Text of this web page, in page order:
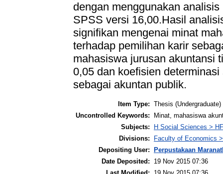
dengan menggunakan
SPSS versi 16,00.Hasil
signifikan mengenai minat
terhadap pemilihan karir
mahasiswa jurusan akuntansi
0,05 dan koefisien
sebagai akuntan publik.
Item Type: Thesis (Undergraduate)
Uncontrolled Keywords:
Minat, mahasiswa
Subjects:
H Social Sciences >
Divisions:
Faculty of Economics
Depositing User:
Perpustakaan
Date Deposited:
19 Nov 2015 07:36